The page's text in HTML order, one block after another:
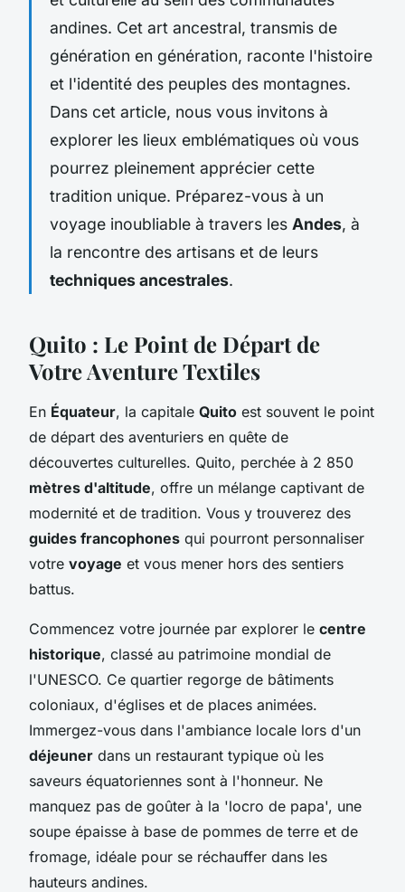
andines. Cet art ancestral, transmis de
génération en génération, raconte l'histoire
et l'identité des peuples des montagnes.
Dans cet article, nous vous invitons à
explorer les lieux emblématiques où vous
pourrez pleinement apprécier cette
tradition unique. Préparez-vous à un
voyage inoubliable à travers les Andes, à
la rencontre des artisans et de leurs
techniques ancestrales.
Quito : Le Point de Départ de
Votre Aventure Textiles
En Équateur, la capitale Quito est souvent le point
de départ des aventuriers en quête de
découvertes culturelles. Quito, perchée à 2 850
mètres d'altitude, offre un mélange captivant de
modernité et de tradition. Vous y trouverez des
guides francophones qui pourront personnaliser
votre voyage et vous mener hors des sentiers
battus.
Commencez votre journée par explorer le centre
historique, classé au patrimoine mondial de
l'UNESCO. Ce quartier regorge de bâtiments
coloniaux, d'églises et de places animées.
Immergez-vous dans l'ambiance locale lors d'un
déjeuner dans un restaurant typique où les
saveurs équatoriennes sont à l'honneur. Ne
manquez pas de goûter à la 'locro de papa', une
soupe épaisse à base de pommes de terre et de
fromage, idéale pour se réchauffer dans les
hauteurs andines.